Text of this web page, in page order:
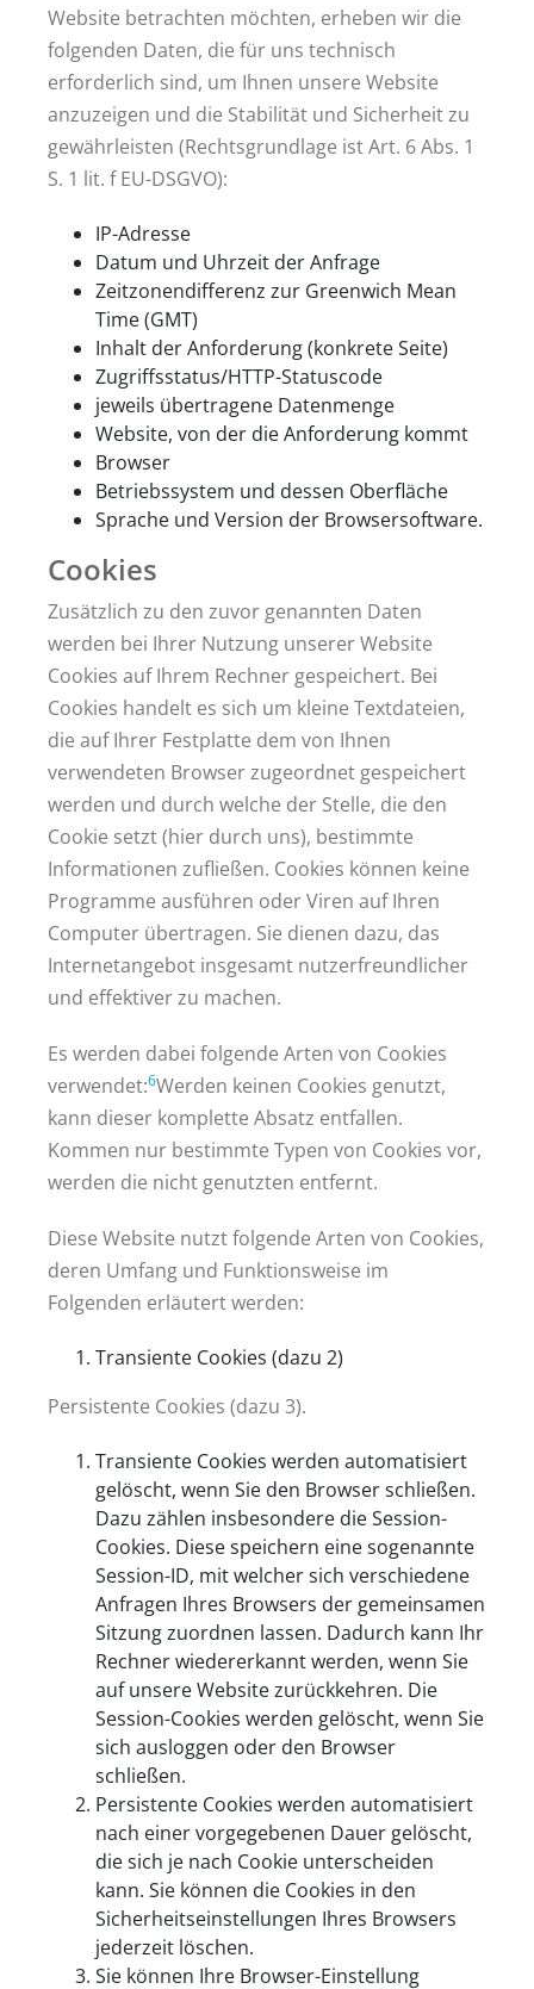
Website betrachten möchten, erheben wir die
folgenden Daten, die für uns technisch
erforderlich sind, um Ihnen unsere Website
anzuzeigen und die Stabilität und Sicherheit zu
gewährleisten (Rechtsgrundlage ist Art. 6 Abs. 1
S. 1 lit. f EU-DSGVO):
IP-Adresse
Datum und Uhrzeit der Anfrage
Zeitzonendifferenz zur Greenwich Mean
Time (GMT)
Inhalt der Anforderung (konkrete Seite)
Zugriffsstatus/HTTP-Statuscode
jeweils übertragene Datenmenge
Website, von der die Anforderung kommt
Browser
Betriebssystem und dessen Oberfläche
Sprache und Version der Browsersoftware.
Cookies
Zusätzlich zu den zuvor genannten Daten
werden bei Ihrer Nutzung unserer Website
Cookies auf Ihrem Rechner gespeichert. Bei
Cookies handelt es sich um kleine Textdateien,
die auf Ihrer Festplatte dem von Ihnen
verwendeten Browser zugeordnet gespeichert
werden und durch welche der Stelle, die den
Cookie setzt (hier durch uns), bestimmte
Informationen zufließen. Cookies können keine
Programme ausführen oder Viren auf Ihren
Computer übertragen. Sie dienen dazu, das
Internetangebot insgesamt nutzerfreundlicher
und effektiver zu machen.
Es werden dabei folgende Arten von Cookies
verwendet:6Werden keinen Cookies genutzt,
kann dieser komplette Absatz entfallen.
Kommen nur bestimmte Typen von Cookies vor,
werden die nicht genutzten entfernt.
Diese Website nutzt folgende Arten von Cookies,
deren Umfang und Funktionsweise im
Folgenden erläutert werden:
Transiente Cookies (dazu 2)
Persistente Cookies (dazu 3).
Transiente Cookies werden automatisiert
gelöscht, wenn Sie den Browser schließen.
Dazu zählen insbesondere die Session-
Cookies. Diese speichern eine sogenannte
Session-ID, mit welcher sich verschiedene
Anfragen Ihres Browsers der gemeinsamen
Sitzung zuordnen lassen. Dadurch kann Ihr
Rechner wiedererkannt werden, wenn Sie
auf unsere Website zurückkehren. Die
Session-Cookies werden gelöscht, wenn Sie
sich ausloggen oder den Browser
schließen.
Persistente Cookies werden automatisiert
nach einer vorgegebenen Dauer gelöscht,
die sich je nach Cookie unterscheiden
kann. Sie können die Cookies in den
Sicherheitseinstellungen Ihres Browsers
jederzeit löschen.
Sie können Ihre Browser-Einstellung